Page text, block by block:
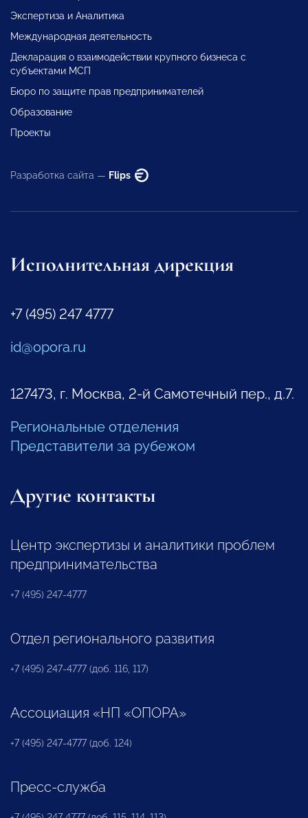
Экспертиза и Аналитика
Международная деятельность
Декларация о взаимодействии крупного бизнеса с
субъектами МСП
Бюро по защите прав предпринимателей
Образование
Проекты
Разработка сайта — Flips
Исполнительная дирекция
+7 (495) 247 4777
id@opora.ru
127473, г. Москва, 2-й Самотечный пер., д.7.
Региональные отделения
Представители за рубежом
Другие контакты
Центр экспертизы и аналитики проблем
предпринимательства
+7 (495) 247-4777
Отдел регионального развития
+7 (495) 247-4777 (доб. 116, 117)
Ассоциация «НП «ОПОРА»
+7 (495) 247-4777 (доб. 124)
Пресс-служба